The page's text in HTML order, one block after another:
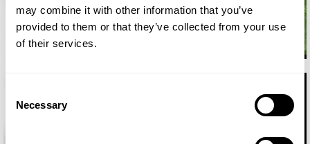
may combine it with other information that you’ve
provided to them or that they’ve collected from your use
of their services.
Selection
Necessary